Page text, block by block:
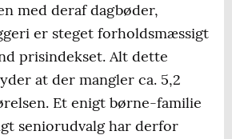
med deraf dagbøder,
er steget forholdsmæssigt
prisindekset. Alt dette
at der mangler ca. 5,2
Et enigt børne-familie
seniorudvalg har derfor